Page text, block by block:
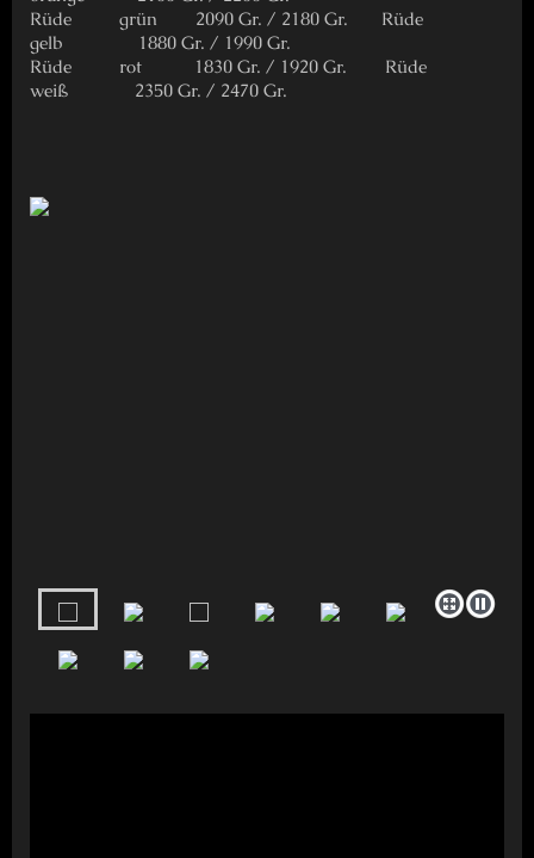
Rüde grün 2090 Gr. / 2180 Gr. Rüde
gelb 1880 Gr. / 1990 Gr.
Rüde rot 1830 Gr. / 1920 Gr. Rüde
weiß 2350 Gr. / 2470 Gr.